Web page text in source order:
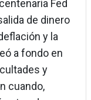
Fed
de dinero
y la
a fondo en
y
cuando,